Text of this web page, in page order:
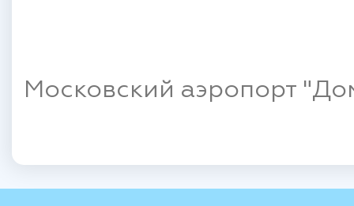
Московский аэропорт